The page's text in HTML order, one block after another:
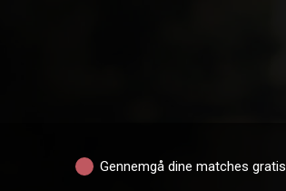
Gennemgå dine matches gratis